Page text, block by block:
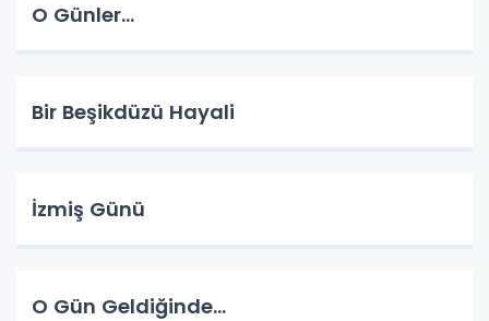
O Günler...
Bir Beşikdüzü Hayali
İzmiş Günü
O Gün Geldiğinde...